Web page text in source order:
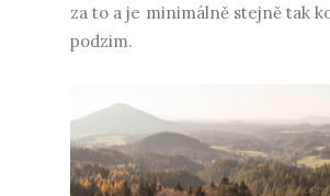
za to a je minimálně stejně tak
podzim.